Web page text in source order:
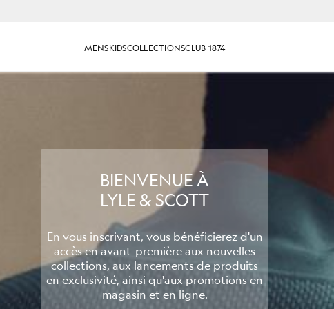
MENSKIDSCOLLECTIONSCLUB 1874
BIENVENUE À
LYLE & SCOTT
En vous inscrivant, vous bénéficierez d'un
accès en avant-première aux nouvelles
collections, aux lancements de produits
en exclusivité, ainsi qu'aux promotions en
magasin et en ligne.